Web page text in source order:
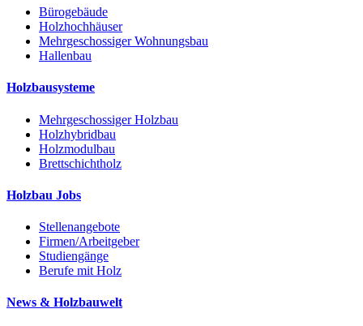
Bürogebäude
Holzhochhäuser
Mehrgeschossiger Wohnungsbau
Hallenbau
Holzbausysteme
Mehrgeschossiger Holzbau
Holzhybridbau
Holzmodulbau
Brettschichtholz
Holzbau Jobs
Stellenangebote
Firmen/Arbeitgeber
Studiengänge
Berufe mit Holz
News & Holzbauwelt